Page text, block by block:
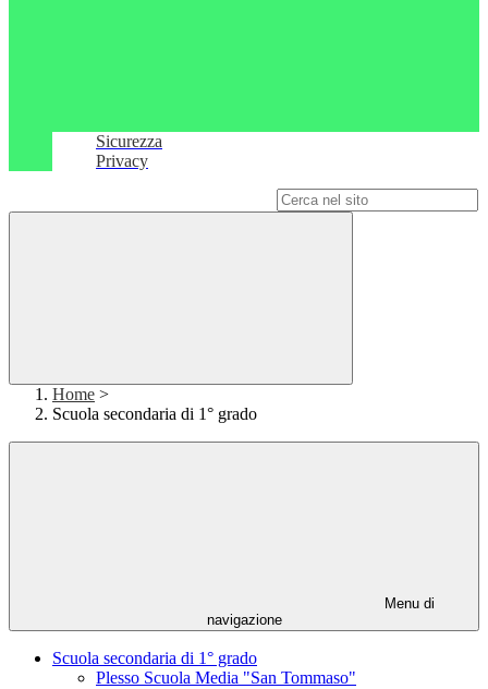
Sicurezza
Privacy
Home >
Scuola secondaria di 1° grado
Menu di
navigazione
Scuola secondaria di 1° grado
Plesso Scuola Media "San Tommaso"